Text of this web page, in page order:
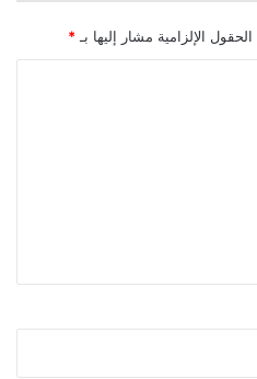
الحقول الإلزامية مشار إليها بـ *